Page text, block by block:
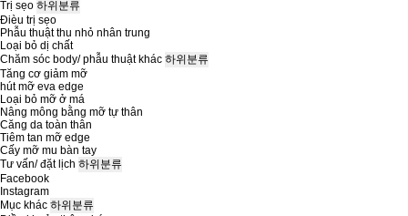
Trị sẹo 하위분류
Đièu trị sẹo
Phẫu thuật thu nhỏ nhân trung
Loại bỏ dị chất
Chăm sóc body/ phẫu thuật khác 하위분류
Tăng cơ giảm mỡ
hút mỡ eva edge
Loại bỏ mỡ ở má
Nâng mông bằng mỡ tự thân
Căng da toàn thân
Tiêm tan mỡ edge
Cấy mỡ mu bàn tay
Tư vấn/ đặt lịch 하위분류
Facebook
Instagram
Mục khác 하위분류